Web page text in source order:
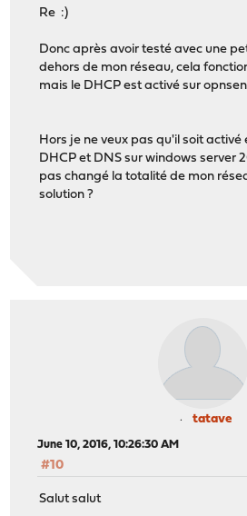
Re :)
Donc après avoir testé avec une
dehors de mon réseau, cela
mais le DHCP est activé sur
Hors je ne veux pas qu'il soit activé
DHCP et DNS sur windows server
pas changé la totalité de mon
solution ?
tatave
June 10, 2016, 10:26:30 AM
#10
Salut salut